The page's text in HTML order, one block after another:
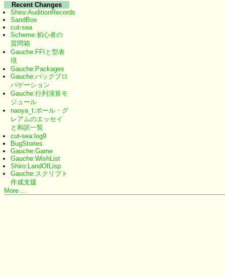
Recent Changes
Shiro:AuditionRecords
SandBox
cut-sea
Scheme:初心者の
質問箱
Gauche:FFIと型表
現
Gauche:Packages
Gauche:バックプロ
パゲーション
Gauche:行列演算モ
ジュール
naoya_t:ポール・グ
レアムのエッセイ
と和訳一覧
cut-sea:log9
BugStories
Gauche:Game
Gauche:WishList
Shiro:LandOfLisp
Gauche:スクリプト
作成支援
More ...